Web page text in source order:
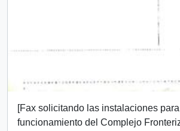
[Fax solicitando las instalaciones para
funcionamiento del Complejo